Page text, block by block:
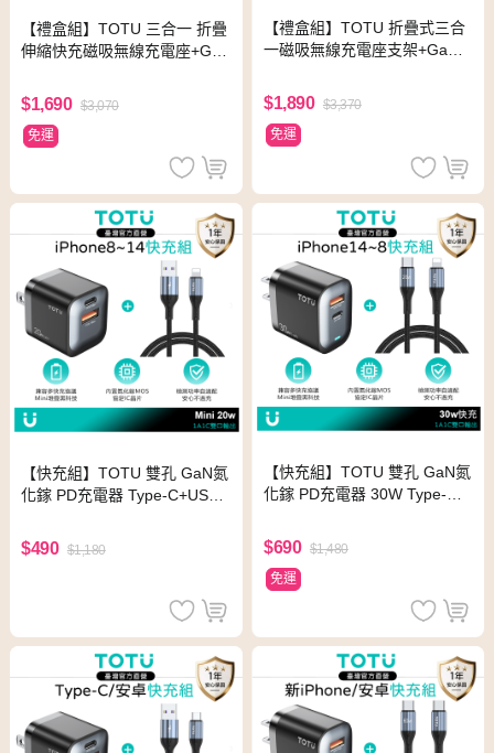
【禮盒組】TOTU 三合一 折疊
伸縮快充磁吸無線充電座+Ga
gSafe
$1,690 $3,070
免運
【禮盒組】TOTU 折疊式三合
一磁吸無線充電座支架+GaN
手錶/耳機 MagSafe
$1,890 $3,370
免運
【快充組】TOTU 雙孔 GaN氮
化鎵 PD充電器 Type-C+USB
輸線 2M
$490 $1,180
【快充組】TOTU 雙孔 GaN氮
化鎵 PD充電器 30W Type-C+
M
$690 $1,480
免運